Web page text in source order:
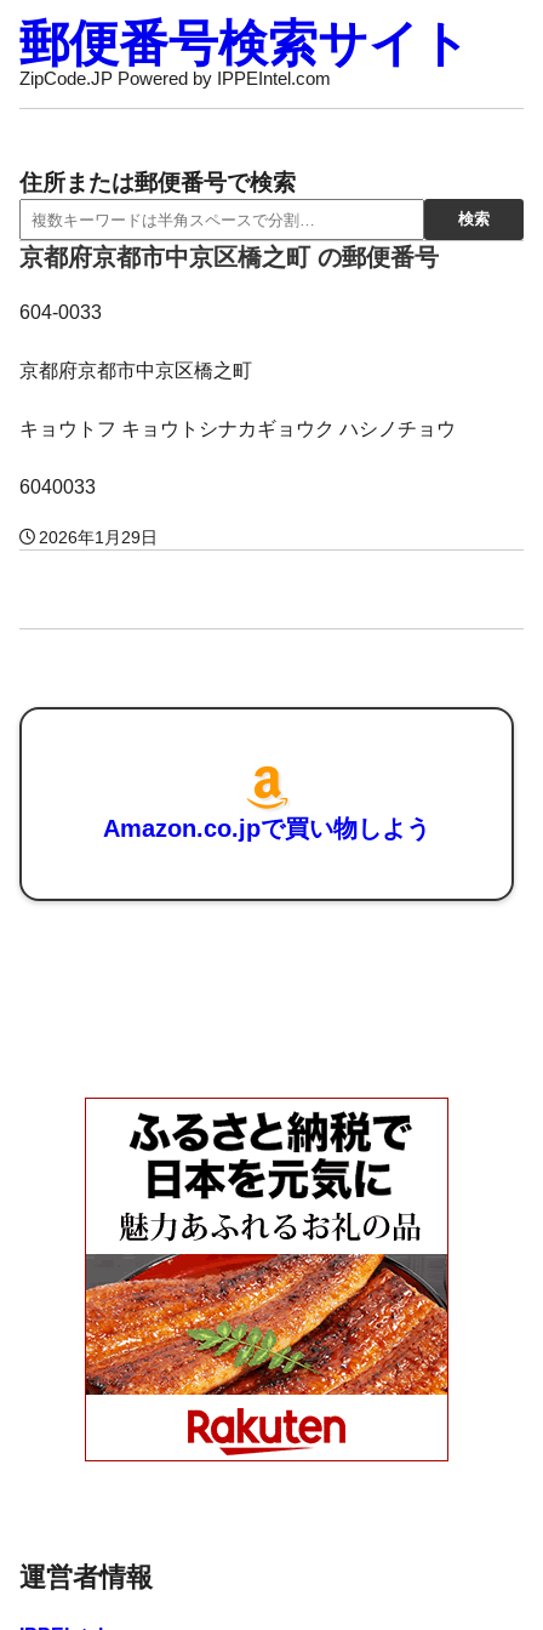
郵便番号検索サイト
ZipCode.JP Powered by IPPEIntel.com
住所または郵便番号で検索
京都府京都市中京区橋之町 の郵便番号
604-0033
京都府京都市中京区橋之町
キョウトフ キョウトシナカギョウク ハシノチョウ
6040033
2026年1月29日
Amazon.co.jpで買い物しよう
運営者情報